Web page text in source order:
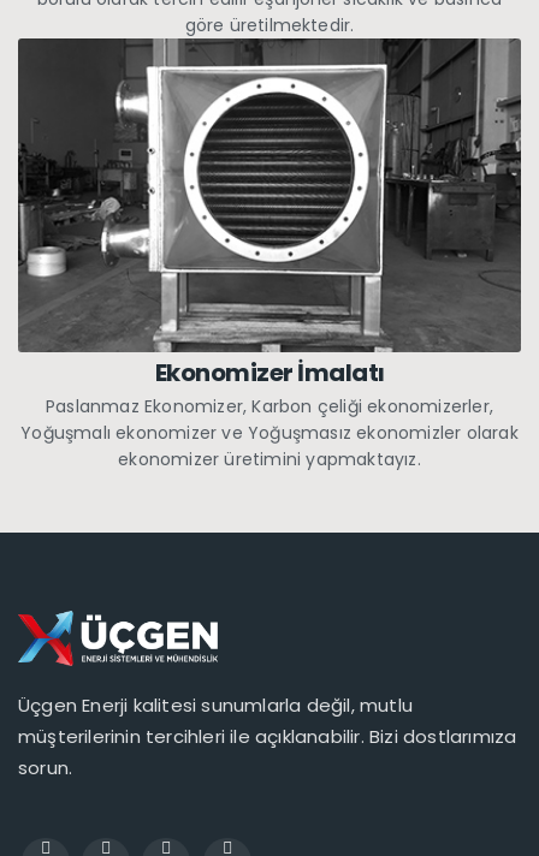
göre üretilmektedir.
Ekonomizer İmalatı
Paslanmaz Ekonomizer, Karbon çeliği ekonomizerler,
Yoğuşmalı ekonomizer ve Yoğuşmasız ekonomizler olarak
ekonomizer üretimini yapmaktayız.
Üçgen Enerji kalitesi sunumlarla değil, mutlu
müşterilerinin tercihleri ile açıklanabilir. Bizi dostlarımıza
sorun.